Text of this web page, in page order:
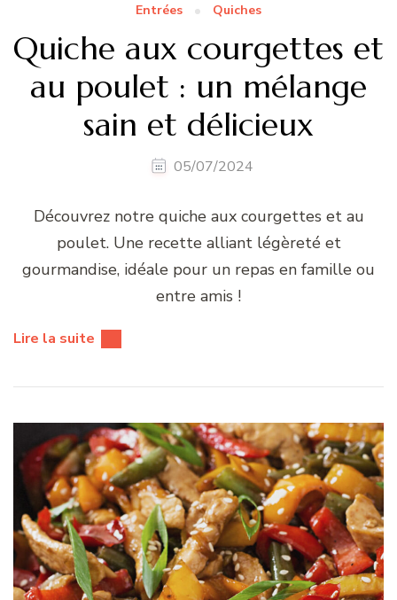
Entrées Quiches
Quiche aux courgettes et
au poulet : un mélange
sain et délicieux
05/07/2024
Découvrez notre quiche aux courgettes et au
poulet. Une recette alliant légèreté et
gourmandise, idéale pour un repas en famille ou
entre amis !
Lire la suite